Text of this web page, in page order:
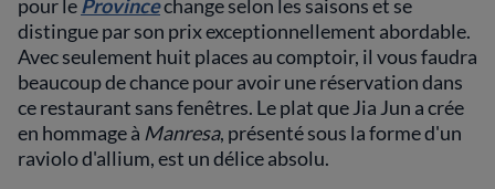
pour leProvincechange selon les saisons et se
distingue par son prix exceptionnellement abordable.
Avec seulement huit places au comptoir, il vous faudra
beaucoup de chance pour avoir une réservation dans
ce restaurant sans fenêtres. Le plat que Jia Jun a crée
en hommage à Manresa, présenté sous la forme d'un
raviolo d'allium, est un délice absolu.